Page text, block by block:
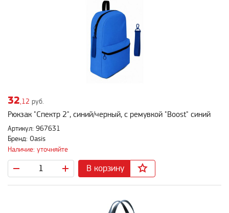
32,12 руб.
Рюкзак "Спектр 2", синий/черный, с ремувкой "Boost" синий
Артикул: 967631
Бренд: Oasis
Наличие: уточняйте
В корзину